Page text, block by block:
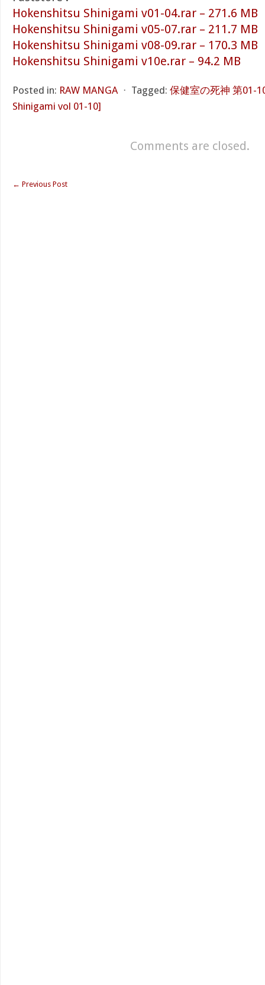
Hokenshitsu Shinigami v01-04.rar – 271.6 MB
Hokenshitsu Shinigami v05-07.rar – 211.7 MB
Hokenshitsu Shinigami v08-09.rar – 170.3 MB
Hokenshitsu Shinigami v10e.rar – 94.2 MB
Posted in: RAW MANGA ⋅ Tagged: 保健室の死神 第01-
Shinigami vol 01-10]
Comments are closed.
← Previous Post